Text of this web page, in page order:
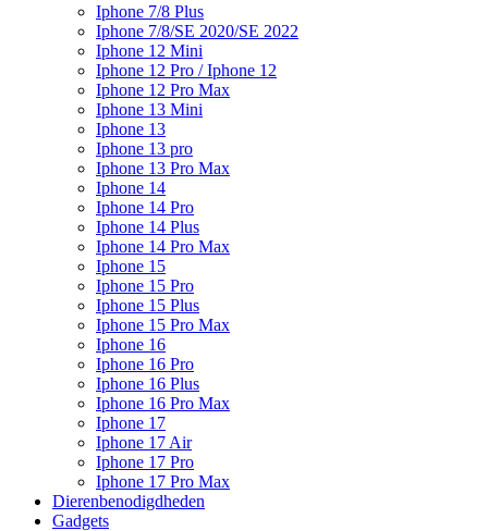
Iphone 7/8 Plus
Iphone 7/8/SE 2020/SE 2022
Iphone 12 Mini
Iphone 12 Pro / Iphone 12
Iphone 12 Pro Max
Iphone 13 Mini
Iphone 13
Iphone 13 pro
Iphone 13 Pro Max
Iphone 14
Iphone 14 Pro
Iphone 14 Plus
Iphone 14 Pro Max
Iphone 15
Iphone 15 Pro
Iphone 15 Plus
Iphone 15 Pro Max
Iphone 16
Iphone 16 Pro
Iphone 16 Plus
Iphone 16 Pro Max
Iphone 17
Iphone 17 Air
Iphone 17 Pro
Iphone 17 Pro Max
Dierenbenodigdheden
Gadgets